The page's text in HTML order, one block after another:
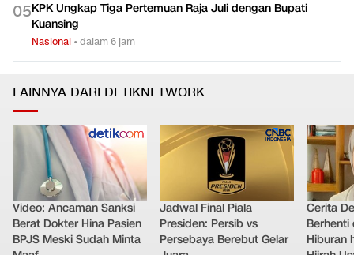
05KPK Ungkap Tiga Pertemuan Raja Juli dengan Bupati
Kuansing
Nasional •dalam 6 jam
LAINNYA DARI DETIKNETWORK
Video: Ancaman Sanksi
Berat Dokter Hina Pasien
BPJS Meski Sudah Minta
Jadwal Final Piala
Presiden: Persib vs
Persebaya Berebut Gelar
Cerita
Berhenti
Hiburan